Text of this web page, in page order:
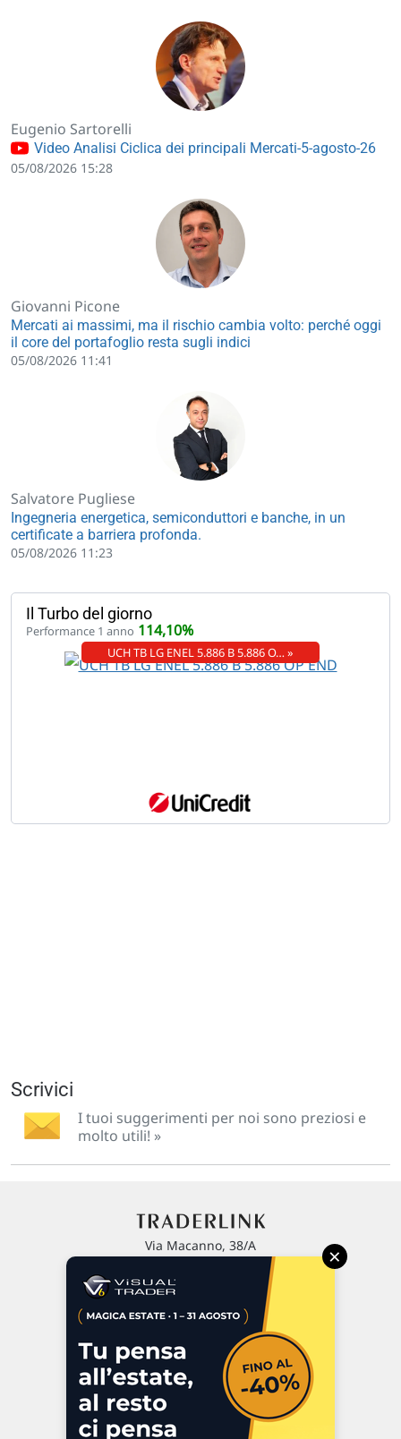
Eugenio Sartorelli
Video Analisi Ciclica dei principali Mercati-5-agosto-26
05/08/2026 15:28
Giovanni Picone
Mercati ai massimi, ma il rischio cambia volto: perché oggi
il core del portafoglio resta sugli indici
05/08/2026 11:41
Salvatore Pugliese
Ingegneria energetica, semiconduttori e banche, in un
certificate a barriera profonda.
05/08/2026 11:23
Il Turbo del giorno
Performance 1 anno 114,10%
UCH TB LG ENEL 5.886 B 5.886 O… »
Scrivici
I tuoi suggerimenti per noi sono preziosi e
molto utili! »
Via Macanno, 38/A
P.IVA 02 452 460 401
Commenti e segnalazioni
Contattaci
×